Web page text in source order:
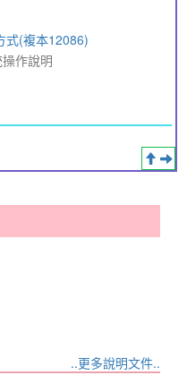
式(複本12086)
作說明
..更多說明文件..